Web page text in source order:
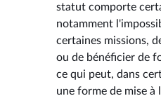
statut comporte
notamment
certaines missions,
ou de bénéficier de
ce qui peut, dans
une forme de mise